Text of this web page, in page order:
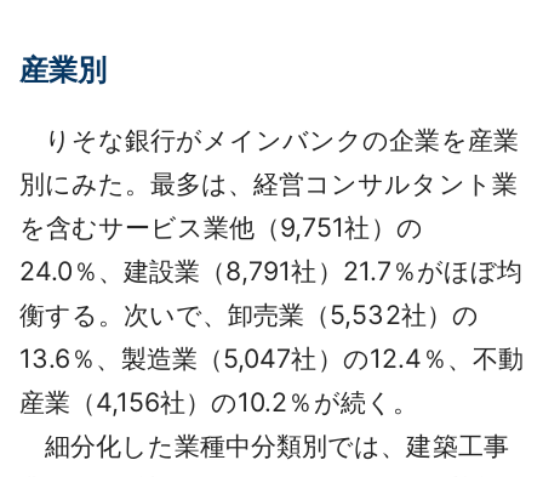
産業別
りそな銀行がメインバンクの企業を産業
別にみた。最多は、経営コンサルタント業
を含むサービス業他（9,751社）の
24.0％、建設業（8,791社）21.7％がほぼ均
衡する。次いで、卸売業（5,532社）の
13.6％、製造業（5,047社）の12.4％、不動
産業（4,156社）の10.2％が続く。
細分化した業種中分類別では、建築工事